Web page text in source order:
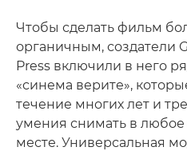
Чтобы сделать фильм
органичным, создатели
Press включили в него
«синема верите»,
течение многих лет и
умения снимать в
месте. Универсальная